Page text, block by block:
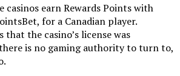
casinos earn Rewards Points with
for a Canadian player.
that the casino’s license was
is no gaming authority to turn to,